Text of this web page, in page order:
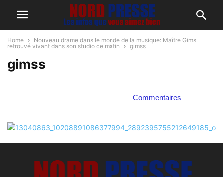
Home
Nouveau drame dans le monde de la musique: Maître Gims
retrouvé vivant dans son studio ce matin
gimss
gimss
Commentaires